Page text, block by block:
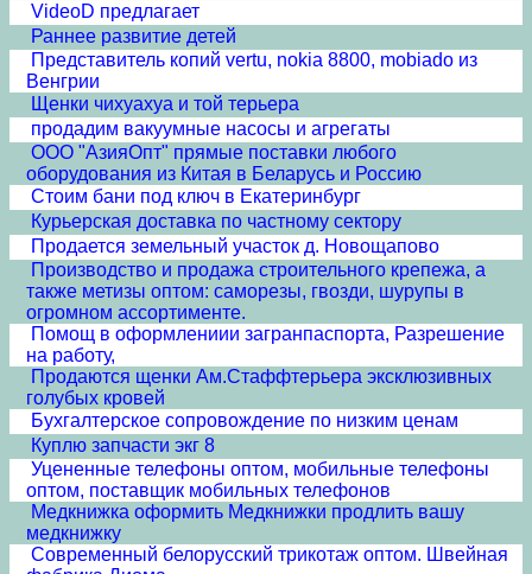
VideoD предлагает
Раннее развитие детей
Представитель копий vertu, nokia 8800, mobiado из
Венгрии
Щенки чихуахуа и той терьера
продадим вакуумные насосы и агрегаты
ООО "АзияОпт" прямые поставки любого
оборудования из Китая в Беларусь и Россию
Стоим бани под ключ в Екатеринбург
Курьерская доставка по частному сектору
Продается земельный участок д. Новощапово
Производство и продажа строительного крепежа, а
также метизы оптом: саморезы, гвозди, шурупы в
огромном ассортименте.
Помощ в оформлениии загранпаспорта, Разрешение
на работу,
Продаются щенки Ам.Стаффтерьера эксклюзивных
голубых кровей
Бухгалтерское сопровождение по низким ценам
Куплю запчасти экг 8
Уцененные телефоны оптом, мобильные телефоны
оптом, поставщик мобильных телефонов
Медкнижка оформить Медкнижки продлить вашу
медкнижку
Современный белорусский трикотаж оптом. Швейная